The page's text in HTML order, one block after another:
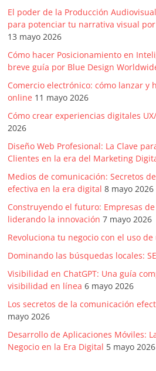
El poder de la Producción
para potenciar tu narrativa visual
13 mayo 2026
Cómo hacer Posicionamiento en
breve guía por Blue Design
Comercio electrónico: cómo lanzar y
online 11 mayo 2026
Cómo crear experiencias digitales
2026
Diseño Web Profesional: La Clave
Clientes en la era del Marketing
Medios de comunicación: Secretos
efectiva en la era digital 8 mayo 2026
Construyendo el futuro: Empresas
liderando la innovación 7 mayo 2026
Revoluciona tu negocio con el uso de
Dominando las búsquedas locales:
Visibilidad en ChatGPT: Una guía
visibilidad en línea 6 mayo 2026
Los secretos de la comunicación
mayo 2026
Desarrollo de Aplicaciones Móviles:
Negocio en la Era Digital 5 mayo 2026